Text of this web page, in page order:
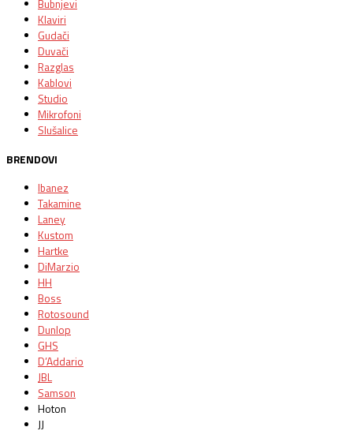
Bubnjevi
Klaviri
Gudači
Duvači
Razglas
Kablovi
Studio
Mikrofoni
Slušalice
BRENDOVI
Ibanez
Takamine
Laney
Kustom
Hartke
DiMarzio
HH
Boss
Rotosound
Dunlop
GHS
D’Addario
JBL
Samson
Hoton
JJ